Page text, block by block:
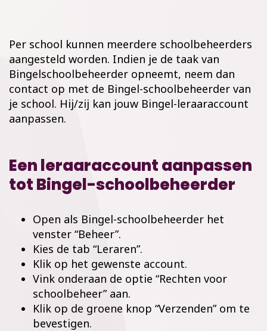
Per school kunnen meerdere schoolbeheerders
aangesteld worden. Indien je de taak van
Bingelschoolbeheerder opneemt, neem dan
contact op met de Bingel-schoolbeheerder van
je school. Hij/zij kan jouw Bingel-leraaraccount
aanpassen.
Een leraaraccount aanpassen
tot Bingel-schoolbeheerder
Open als Bingel-schoolbeheerder het
venster “Beheer”.
Kies de tab “Leraren”.
Klik op het gewenste account.
Vink onderaan de optie “Rechten voor
schoolbeheer” aan.
Klik op de groene knop “Verzenden” om te
bevestigen.